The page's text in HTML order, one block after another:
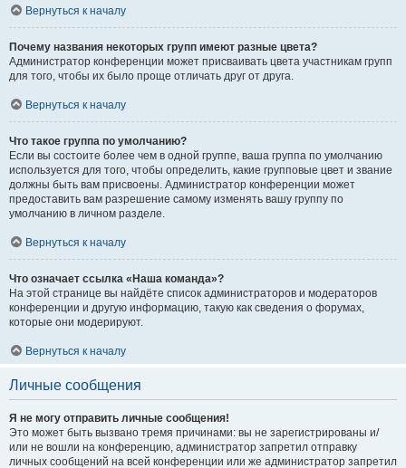
Вернуться к началу
Почему названия некоторых групп имеют разные цвета?
Администратор конференции может присваивать цвета участникам групп
для того, чтобы их было проще отличать друг от друга.
Вернуться к началу
Что такое группа по умолчанию?
Если вы состоите более чем в одной группе, ваша группа по умолчанию
используется для того, чтобы определить, какие групповые цвет и звание
должны быть вам присвоены. Администратор конференции может
предоставить вам разрешение самому изменять вашу группу по
умолчанию в личном разделе.
Вернуться к началу
Что означает ссылка «Наша команда»?
На этой странице вы найдёте список администраторов и модераторов
конференции и другую информацию, такую как сведения о форумах,
которые они модерируют.
Вернуться к началу
Личные сообщения
Я не могу отправить личные сообщения!
Это может быть вызвано тремя причинами: вы не зарегистрированы и/
или не вошли на конференцию, администратор запретил отправку
личных сообщений на всей конференции или же администратор запретил